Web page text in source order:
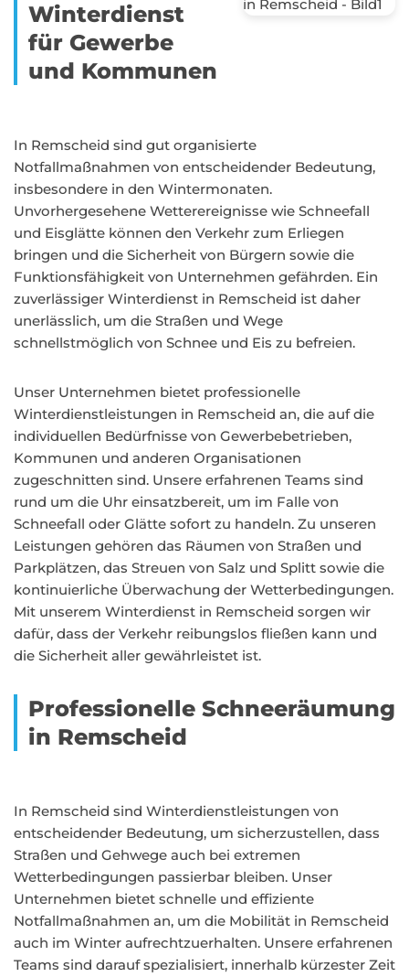
Winterdienst
für Gewerbe
und Kommunen
In Remscheid sind gut organisierte
Notfallmaßnahmen von entscheidender Bedeutung,
insbesondere in den Wintermonaten.
Unvorhergesehene Wetterereignisse wie Schneefall
und Eisglätte können den Verkehr zum Erliegen
bringen und die Sicherheit von Bürgern sowie die
Funktionsfähigkeit von Unternehmen gefährden. Ein
zuverlässiger Winterdienst in Remscheid ist daher
unerlässlich, um die Straßen und Wege
schnellstmöglich von Schnee und Eis zu befreien.
Unser Unternehmen bietet professionelle
Winterdienstleistungen in Remscheid an, die auf die
individuellen Bedürfnisse von Gewerbebetrieben,
Kommunen und anderen Organisationen
zugeschnitten sind. Unsere erfahrenen Teams sind
rund um die Uhr einsatzbereit, um im Falle von
Schneefall oder Glätte sofort zu handeln. Zu unseren
Leistungen gehören das Räumen von Straßen und
Parkplätzen, das Streuen von Salz und Splitt sowie die
kontinuierliche Überwachung der Wetterbedingungen.
Mit unserem Winterdienst in Remscheid sorgen wir
dafür, dass der Verkehr reibungslos fließen kann und
die Sicherheit aller gewährleistet ist.
Professionelle Schneeräumung
in Remscheid
In Remscheid sind Winterdienstleistungen von
entscheidender Bedeutung, um sicherzustellen, dass
Straßen und Gehwege auch bei extremen
Wetterbedingungen passierbar bleiben. Unser
Unternehmen bietet schnelle und effiziente
Notfallmaßnahmen an, um die Mobilität in Remscheid
auch im Winter aufrechtzuerhalten. Unsere erfahrenen
Teams sind darauf spezialisiert, innerhalb kürzester Zeit